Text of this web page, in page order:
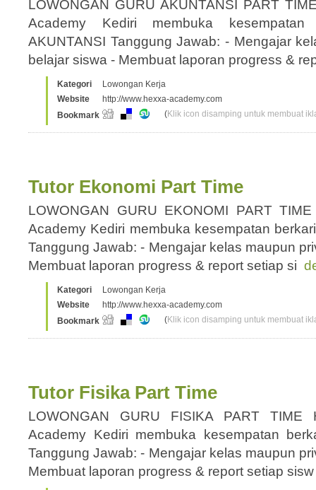
LOWONGAN GURU AKUNTANSI PART
Academy Kediri membuka
AKUNTANSI Tanggung Jawab: - Mengajar
belajar siswa - Membuat laporan progress &
Kategori
Lowongan Kerja
Website
http://www.hexxa-academy.com
Bookmark
(Klik icon disamping untuk membuat
Tutor Ekonomi Part Time
LOWONGAN GURU EKONOMI PART
Academy Kediri membuka kesempatan
Tanggung Jawab: - Mengajar kelas maupun
Membuat laporan progress & report setiap si
Kategori
Lowongan Kerja
Website
http://www.hexxa-academy.com
Bookmark
(Klik icon disamping untuk membuat
Tutor Fisika Part Time
LOWONGAN GURU FISIKA PART TIME
Academy Kediri membuka kesempatan
Tanggung Jawab: - Mengajar kelas maupun
Membuat laporan progress & report setiap